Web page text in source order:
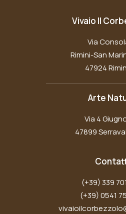
Vivaio Il
Via
Rimini-San
47924
Arte
Via 4
47899
(+39) 339
(+39) 0541